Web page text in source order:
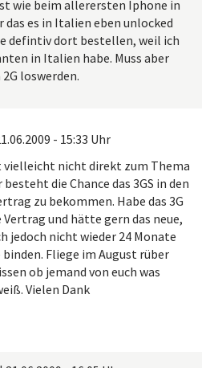
wie beim allerersten Iphone in
das es in Italien eben unlocked
defintiv dort bestellen, weil ich
in Italien habe. Muss aber
loswerden.
- 15:33 Uhr
vielleicht nicht direkt zum Thema
die Chance das 3GS in den
zu bekommen. Habe das 3G
und hätte gern das neue,
jedoch nicht wieder 24 Monate
Fliege im August rüber
ob jemand von euch was
Vielen Dank